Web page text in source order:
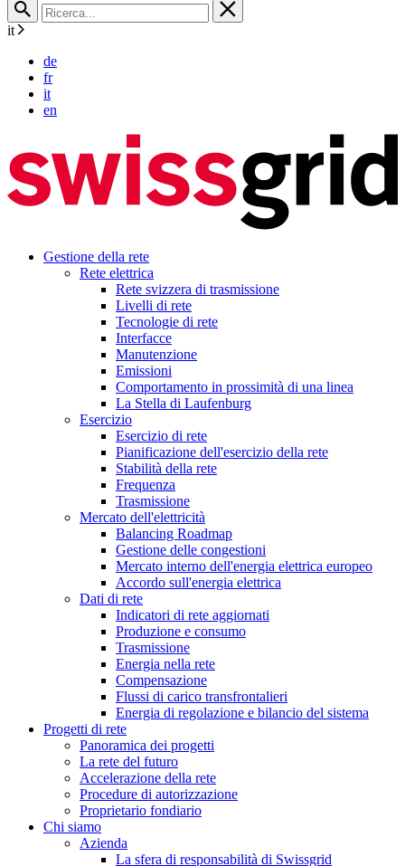
it
de
fr
it
en
Gestione della rete
Rete elettrica
Rete svizzera di trasmissione
Livelli di rete
Tecnologie di rete
Interfacce
Manutenzione
Emissioni
Comportamento in prossimità di una linea
La Stella di Laufenburg
Esercizio
Esercizio di rete
Pianificazione dell'esercizio della rete
Stabilità della rete
Frequenza
Trasmissione
Mercato dell'elettricità
Balancing Roadmap
Gestione delle congestioni
Mercato interno dell'energia elettrica europeo
Accordo sull'energia elettrica
Dati di rete
Indicatori di rete aggiornati
Produzione e consumo
Trasmissione
Energia nella rete
Compensazione
Flussi di carico transfrontalieri
Energia di regolazione e bilancio del sistema
Progetti di rete
Panoramica dei progetti
La rete del futuro
Accelerazione della rete
Procedure di autorizzazione
Proprietario fondiario
Chi siamo
Azienda
La sfera di responsabilità di Swissgrid